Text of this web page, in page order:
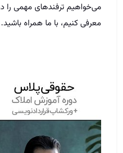
می‌خواهیم ترفند‌های مهمی را
معرفی کنیم، با ما همراه باشید.